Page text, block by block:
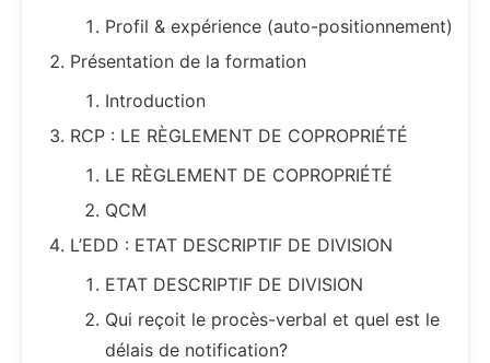
Profil & expérience (auto-positionnement)
Présentation de la formation
Introduction
RCP : LE RÈGLEMENT DE COPROPRIÉTÉ
LE RÈGLEMENT DE COPROPRIÉTÉ
QCM
L’EDD : ETAT DESCRIPTIF DE DIVISION
ETAT DESCRIPTIF DE DIVISION
Qui reçoit le procès-verbal et quel est le
délais de notification?